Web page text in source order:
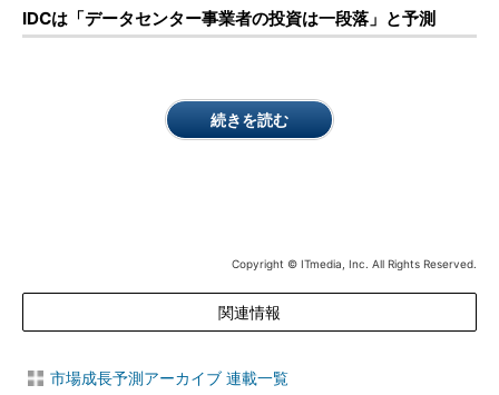
IDCは「データセンター事業者の投資は一段落」と予測
続きを読む
Copyright © ITmedia, Inc. All Rights Reserved.
関連情報
市場成長予測アーカイブ 連載一覧